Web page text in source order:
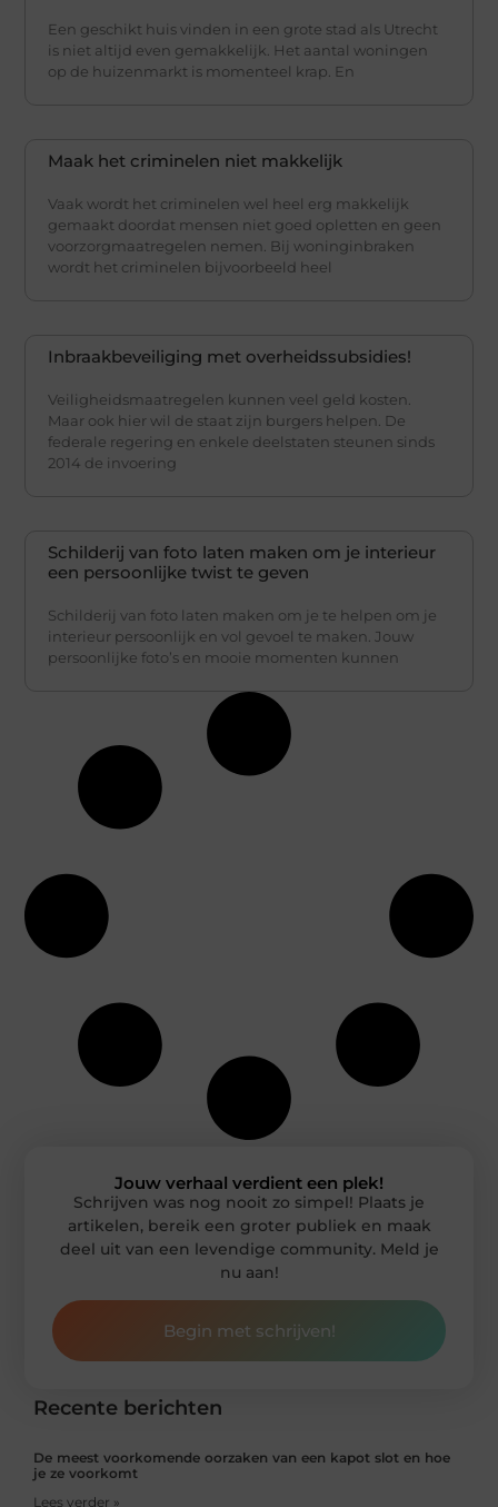
Een geschikt huis vinden in een grote stad als Utrecht
is niet altijd even gemakkelijk. Het aantal woningen
op de huizenmarkt is momenteel krap. En
Maak het criminelen niet makkelijk
Vaak wordt het criminelen wel heel erg makkelijk
gemaakt doordat mensen niet goed opletten en geen
voorzorgmaatregelen nemen. Bij woninginbraken
wordt het criminelen bijvoorbeeld heel
Inbraakbeveiliging met overheidssubsidies!
Veiligheidsmaatregelen kunnen veel geld kosten.
Maar ook hier wil de staat zijn burgers helpen. De
federale regering en enkele deelstaten steunen sinds
2014 de invoering
Schilderij van foto laten maken om je interieur
een persoonlijke twist te geven
Schilderij van foto laten maken om je te helpen om je
interieur persoonlijk en vol gevoel te maken. Jouw
persoonlijke foto’s en mooie momenten kunnen
Recente berichten
De meest voorkomende oorzaken van een kapot slot en hoe
je ze voorkomt
Lees verder »
Jouw verhaal verdient een plek!
Schrijven was nog nooit zo simpel! Plaats je
artikelen, bereik een groter publiek en maak
deel uit van een levendige community. Meld je
nu aan!
Begin met schrijven!